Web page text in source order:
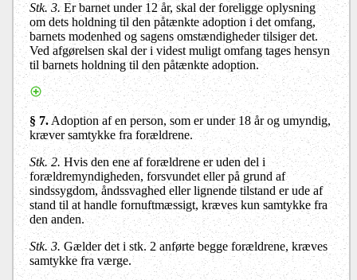
Stk. 3.Er barnet under 12 år, skal der foreligge oplysning
om dets holdning til den påtænkte adoption i det omfang,
barnets modenhed og sagens omstændigheder tilsiger det.
Ved afgørelsen skal der i videst muligt omfang tages hensyn
til barnets holdning til den påtænkte adoption.
§ 7. Adoption af en person, som er under 18 år og umyndig,
kræver samtykke fra forældrene.
Stk. 2.Hvis den ene af forældrene er uden del i
forældremyndigheden, forsvundet eller på grund af
sindssygdom, åndssvaghed eller lignende tilstand er ude af
stand til at handle fornuftmæssigt, kræves kun samtykke fra
den anden.
Stk. 3. Gælder det i stk. 2 anførte begge forældrene, kræves
samtykke fra værge.